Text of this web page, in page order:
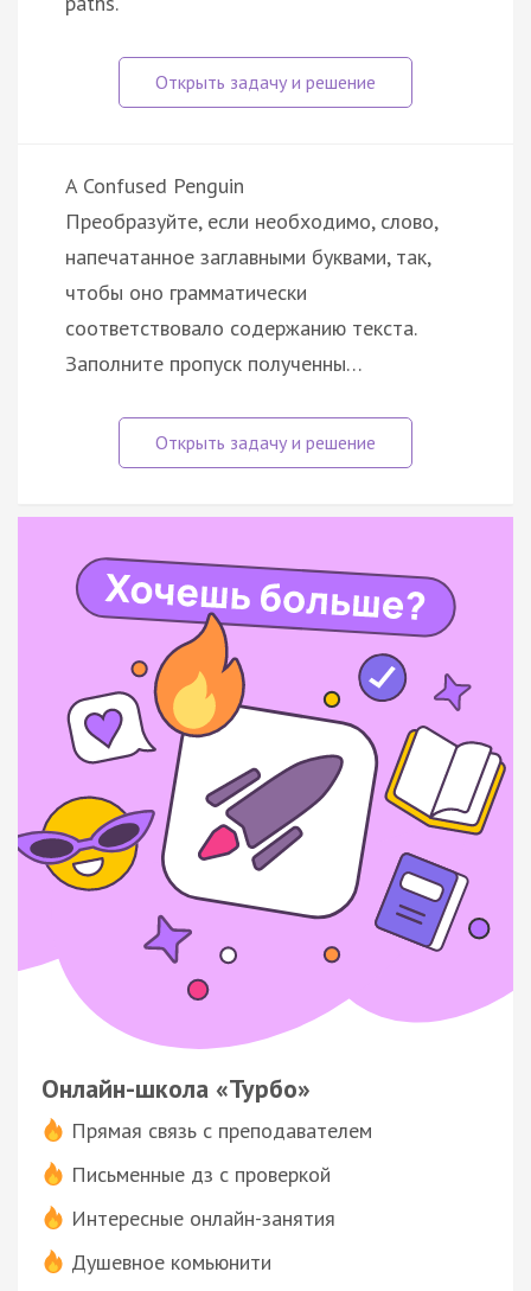
A Confused Penguin
Преобразуйте, если необходимо, слово,
напечатанное заглавными буквами, так,
чтобы оно грамматически
соответствовало содержанию текста.
Заполните пропуск полученны…
Онлайн-школа «Турбо»
Прямая связь с преподавателем
Письменные дз с проверкой
Интересные онлайн-занятия
Душевное комьюнити